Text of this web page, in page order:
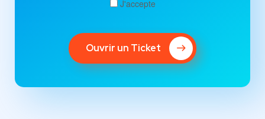
J'accepte
Ouvrir un Ticket